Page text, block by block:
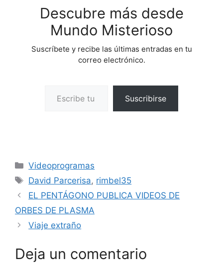
Descubre más desde
Mundo Misterioso
Suscríbete y recibe las últimas entradas en tu
correo electrónico.
Suscribirse
Categorías
Videoprogramas
Etiquetas
David Parcerisa, rimbel35
EL PENTÁGONO PUBLICA VIDEOS DE
ORBES DE PLASMA
Viaje extraño
Deja un comentario